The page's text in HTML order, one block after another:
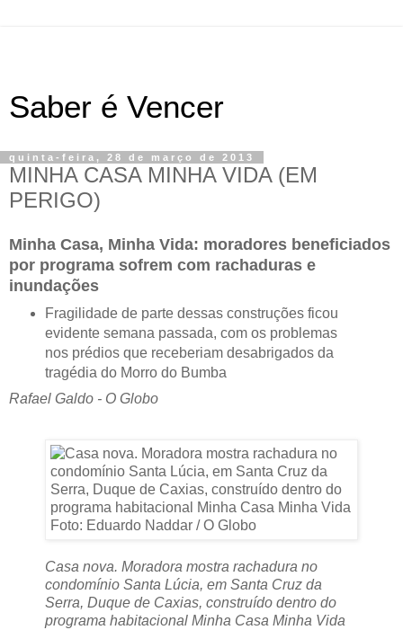
Saber é Vencer
quinta-feira, 28 de março de 2013
MINHA CASA MINHA VIDA (EM
PERIGO)
Minha Casa, Minha Vida: moradores beneficiados
por programa sofrem com rachaduras e
inundações
Fragilidade de parte dessas construções ficou
evidente semana passada, com os problemas
nos prédios que receberiam desabrigados da
tragédia do Morro do Bumba
Rafael Galdo - O Globo
Casa nova. Moradora mostra rachadura no
condomínio Santa Lúcia, em Santa Cruz da
Serra, Duque de Caxias, construído dentro do
programa habitacional Minha Casa Minha Vida